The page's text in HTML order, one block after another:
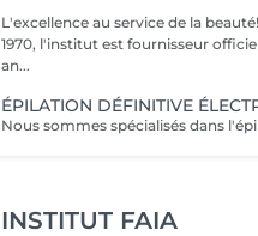
L'excellence au service de la beauté! Situé en plein centre-ville
1970, l'institut est fournisseur
an...
ÉPILATION DÉFINITIVE
INSTITUT FAIA